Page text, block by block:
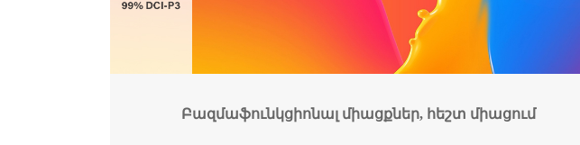
Բազմաֆունկցիոնալ միացքներ, հեշտ միացում